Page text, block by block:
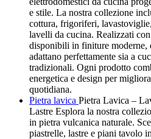
e stile. La nostra collezione
cottura, frigoriferi,
lavelli da cucina. Realizzati
disponibili in finiture moderne,
adattano perfettamente sia a
tradizionali. Ogni prodotto
energetica e design per
quotidiana.
Pietra lavica Pietra Lavica –
Lastre Esplora la nostra
in pietra vulcanica naturale.
piastrelle, lastre e piani tavolo